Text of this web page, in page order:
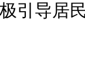
引导居